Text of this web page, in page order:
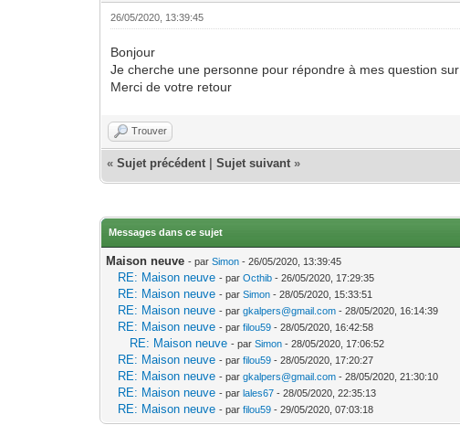
26/05/2020, 13:39:45
Bonjour
Je cherche une personne pour répondre à mes question
Merci de votre retour
Trouver
«Sujet précédent |Sujet suivant »
Messages dans ce sujet
Maison neuve - parSimon - 26/05/2020, 13:39:45
RE: Maison neuve - parOcthib - 26/05/2020, 17:29:35
RE: Maison neuve - parSimon - 28/05/2020, 15:33:51
RE: Maison neuve - pargkalpers@gmail.com - 28/05/2020, 16:14:39
RE: Maison neuve - parfilou59 - 28/05/2020, 16:42:58
RE: Maison neuve - parSimon - 28/05/2020, 17:06:52
RE: Maison neuve - parfilou59 - 28/05/2020, 17:20:27
RE: Maison neuve - pargkalpers@gmail.com - 28/05/2020, 21:30:10
RE: Maison neuve - parlales67 - 28/05/2020, 22:35:13
RE: Maison neuve - parfilou59 - 29/05/2020, 07:03:18